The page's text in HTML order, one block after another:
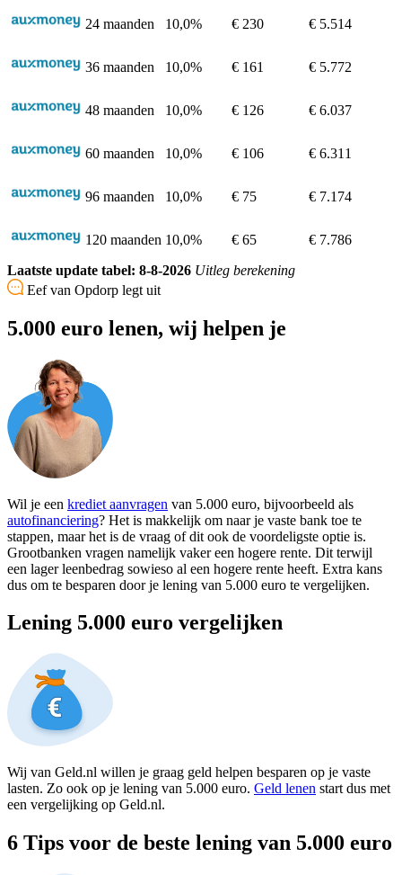
24 maanden 10,0% € 230 € 5.514
36 maanden 10,0% € 161 € 5.772
48 maanden 10,0% € 126 € 6.037
60 maanden 10,0% € 106 € 6.311
96 maanden 10,0% € 75 € 7.174
120 maanden 10,0% € 65
€ 7.786
Laatste update tabel: 8-8-2026 Uitleg berekening
Eef van Opdorp legt uit
5.000 euro lenen, wij helpen je
Wil je een krediet aanvragen van 5.000 euro, bijvoorbeeld als
autofinanciering? Het is makkelijk om naar je vaste bank toe te
stappen, maar het is de vraag of dit ook de voordeligste optie is.
Grootbanken vragen namelijk vaker een hogere rente. Dit terwijl
een lager leenbedrag sowieso al een hogere rente heeft. Extra kans
dus om te besparen door je lening van 5.000 euro te vergelijken.
Lening 5.000 euro vergelijken
Wij van Geld.nl willen je graag geld helpen besparen op je vaste
lasten. Zo ook op je lening van 5.000 euro. Geld lenen start dus met
een vergelijking op Geld.nl.
6 Tips voor de beste lening van 5.000 euro